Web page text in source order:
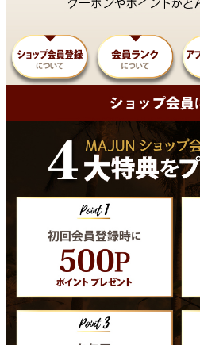
再入荷商品
アウトレット
サイズから探す
レーベルから探す